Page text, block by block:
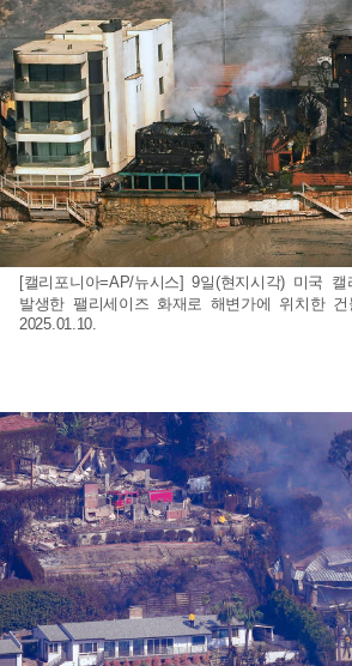
[캘리포니아=AP/뉴시스] 9일(현지시각) 미국 캘
발생한 팰리세이즈 화재로 해변가에 위치한
2025.01.10.